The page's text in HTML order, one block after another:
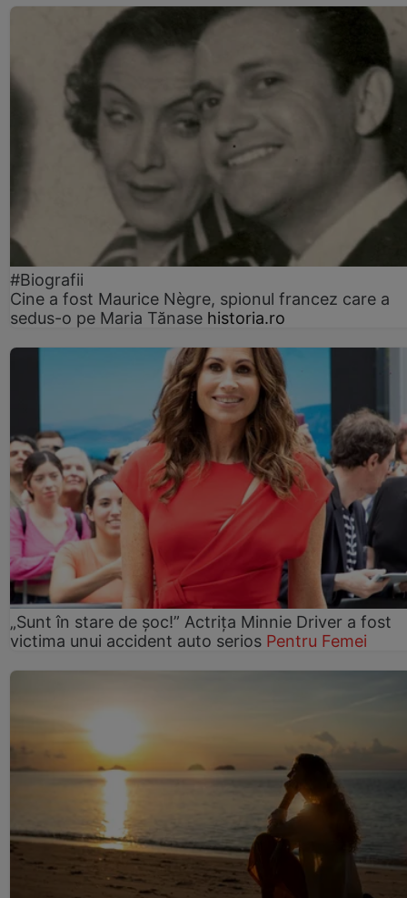
#Biografii
Cine a fost Maurice Nègre, spionul francez care a
sedus-o pe Maria Tănase historia.ro
„Sunt în stare de șoc!” Actrița Minnie Driver a fost
victima unui accident auto serios Pentru Femei